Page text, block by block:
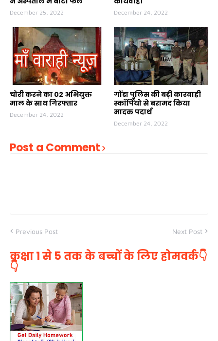
December 25, 2022 December 24, 2022
चोरी करने का 02 अभियुक्त
माल के साथ गिरफ्तार
December 24, 2022
गोंडा पुलिस की बड़ी कारवाही
स्कॉर्पियो से बरामद किया
मादक पदार्थ
December 24, 2022
Post a Comment
Previous Post Next Post
कक्षा 1 से 5 तक के बच्चों के लिए होमवर्क👇
👇